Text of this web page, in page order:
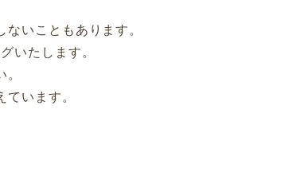
いこともあります。
いたします。
います。